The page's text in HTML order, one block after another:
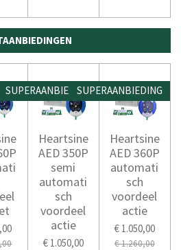
SUPERAANBIEDING
Heartsine
AED 350P
semi
automati
sch
voordeel
actie
€ 1.050,00
SUPERAANBIEDING
Heartsine
AED 360P
automati
sch
voordeel
actie
€ 1.050,00
€ 1.260,00